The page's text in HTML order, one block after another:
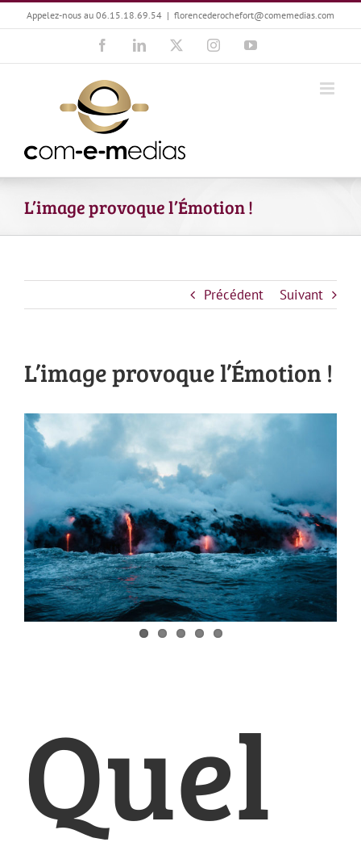
Passer
au
Appelez-nous au 06.15.18.69.54 | florencederochefort@comemedias.com
FacebookLinkedIn InstagramYouTube
L’image provoque l’Émotion !
Précédent Suivant
L’image provoque l’Émotion !
Voir
l'image
agrandie
Quel